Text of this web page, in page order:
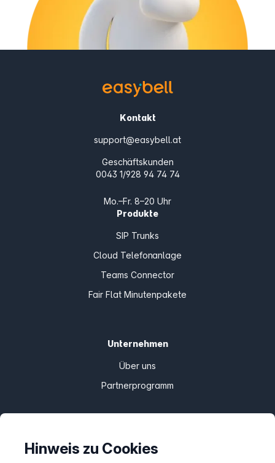
Kontakt
support@easybell.at
Geschäftskunden
0043 1/928 94 74 74
Mo.–Fr. 8–20 Uhr
Produkte
SIP Trunks
Cloud Telefonanlage
Teams Connector
Fair Flat Minutenpakete
Unternehmen
Über uns
Partnerprogramm
Preise
Hinweis zu Cookies